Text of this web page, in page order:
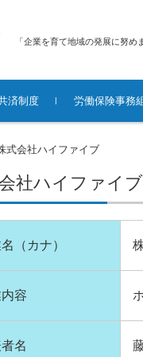
「企業を育て地域の発展に努め
済制度 労働保険事務
式会社ハイファイブ
社ハイファイブ
（カナ）
容
名